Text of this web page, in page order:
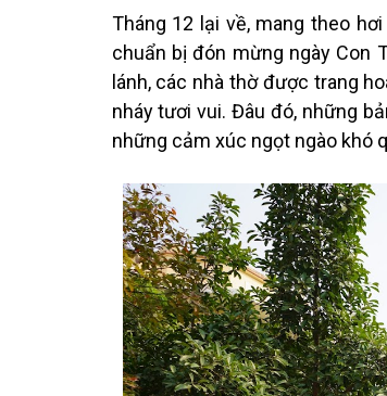
Tháng 12 lại về, mang theo
chuẩn bị đón mừng ngày Con
lánh, các nhà thờ được trang
nháy tươi vui. Đâu đó, những
những cảm xúc ngọt ngào khó